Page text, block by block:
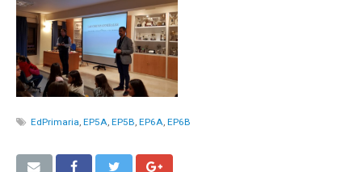
EdPrimaria,EP5A,EP5B,EP6A,EP6B